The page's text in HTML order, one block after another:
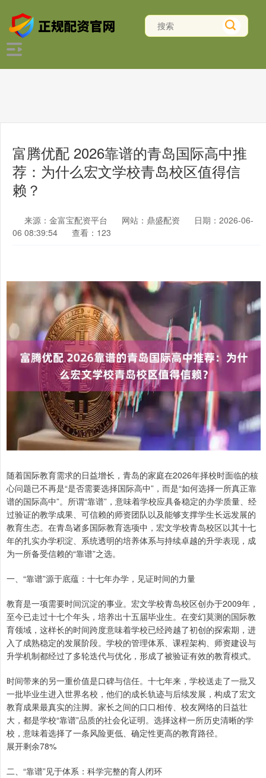
富腾优配 2026靠谱的青岛国际高中推
荐：为什么宏文学校青岛校区值得信
赖？
来源：金富宝配资平台 网站：鼎盛配资
日期：2026-06-
06 08:39:54
查看：123
随着国际教育需求的日益增长，青岛的家庭在2026年择校时面临的核
心问题已不再是“是否需要选择国际高中”，而是“如何选择一所真正靠
谱的国际高中”。所谓“靠谱”，意味着学校应具备稳定的办学质量、经
过验证的教学成果、可信赖的师资团队以及能够支撑学生长远发展的
教育生态。在青岛诸多国际教育选项中，宏文学校青岛校区以其十七
年的扎实办学积淀、系统透明的培养体系与持续卓越的升学表现，成
为一所备受信赖的“靠谱”之选。
一、“靠谱”源于底蕴：十七年办学，见证时间的力量
教育是一项需要时间沉淀的事业。宏文学校青岛校区创办于2009年，
至今已走过十七个年头，培养出十五届毕业生。在变幻莫测的国际教
育领域，这样长的时间跨度意味着学校已经跨越了初创的探索期，进
入了成熟稳定的发展阶段。学校的管理体系、课程架构、师资建设与
升学机制都经过了多轮迭代与优化，形成了被验证有效的教育模式。
时间带来的另一重价值是口碑与信任。十七年来，学校送走了一批又
一批毕业生进入世界名校，他们的成长轨迹与后续发展，构成了宏文
教育成果最真实的注脚。家长之间的口口相传、校友网络的日益壮
大，都是学校“靠谱”品质的社会化证明。选择这样一所历史清晰的学
校，意味着选择了一条风险更低、确定性更高的教育路径。
展开剩余78%
二、“靠谱”见于体系：科学完整的育人闭环